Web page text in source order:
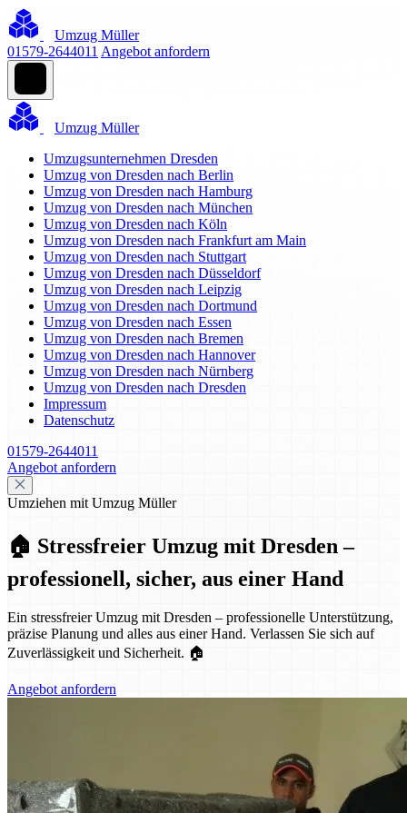
Umzug Müller
01579-2644011 Angebot anfordern
Umzug Müller
Umzugsunternehmen Dresden
Umzug von Dresden nach Berlin
Umzug von Dresden nach Hamburg
Umzug von Dresden nach München
Umzug von Dresden nach Köln
Umzug von Dresden nach Frankfurt am Main
Umzug von Dresden nach Stuttgart
Umzug von Dresden nach Düsseldorf
Umzug von Dresden nach Leipzig
Umzug von Dresden nach Dortmund
Umzug von Dresden nach Essen
Umzug von Dresden nach Bremen
Umzug von Dresden nach Hannover
Umzug von Dresden nach Nürnberg
Umzug von Dresden nach Dresden
Impressum
Datenschutz
01579-2644011
Angebot anfordern
Umziehen mit Umzug Müller
🏠 Stressfreier Umzug mit Dresden –
professionell, sicher, aus einer Hand
Ein stressfreier Umzug mit Dresden – professionelle Unterstützung,
präzise Planung und alles aus einer Hand. Verlassen Sie sich auf
Zuverlässigkeit und Sicherheit. 🏠
Angebot anfordern